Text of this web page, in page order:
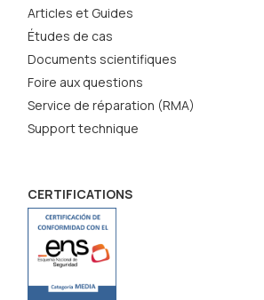
Articles et Guides
Études de cas
Documents scientifiques
Foire aux questions
Service de réparation (RMA)
Support technique
CERTIFICATIONS